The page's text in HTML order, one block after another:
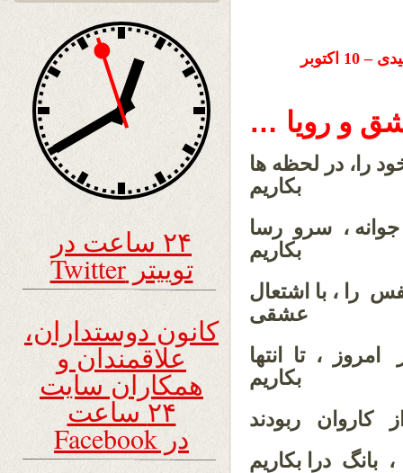
تاریخ نشر : پنجشنبه 19 میزان ( مهر ) ۱۴۰۳ خورشیدی – 10 اکتوبر
و رویا …
را، در لحظه ها
بکاریم
، سرو رسا
بکاریم
را ، با اشتعال
عشقی
امروز ، تا انتها
بکاریم
کاروان ربودند
بانگ درا بکاریم
۲۴ ساعت در
توییتر Twitter
کانون دوستداران،
علاقمندان و
همکاران سایت
۲۴ ساعت
در Facebook